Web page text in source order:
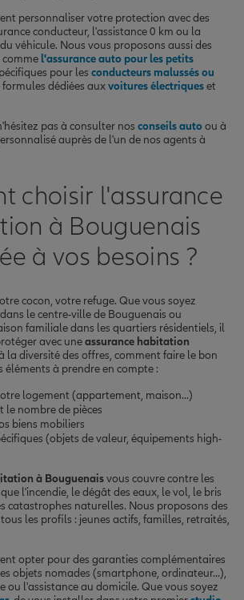
personnaliser votre protection avec des
conducteur, l'assistance 0 km ou la
véhicule. Nous vous proposons aussi des
l'assurance auto pour les petits
pour les conducteurs malussés ou
formules dédiées auxvoitures électriqueset
pas à consulter nos conseils autoou à
auprès de l'un de nos agents à
choisir l'assurance
à Bouguenais
à vos besoins ?
cocon, votre refuge. Que vous soyez
le centre-ville de Bouguenais ou
familiale dans les quartiers résidentiels, il
avec uneassurance habitation
la diversité des offres, comment faire le bon
éléments à prendre en compte :
logement (appartement, maison...)
le nombre de pièces
biens mobiliers
(objets de valeur, équipements high-
à Bouguenaisvous couvre contre les
l'incendie, le dégât des eaux, le vol, le bris
catastrophes naturelles. Nous proposons des
les profils : jeunes actifs, familles, retraités,
opter pour des garanties complémentaires
objets nomades (smartphone, ordinateur...),
ou l'assistance au domicile. Que vous soyez